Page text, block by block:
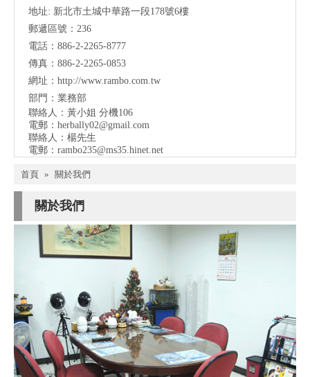
地址: 新北市土城中華路一段178號6樓
郵遞區號：236
電話：886-2-2265-8777
傳真：886-2-2265-0853
網址： http://www.rambo.com.tw
部門：業務部
聯絡人：黃小姐 分機106
電郵： herbally02@gmail.com
聯絡人：楊先生
電郵： rambo235@ms35.hinet.net
首頁 » 關於我們
關於我們